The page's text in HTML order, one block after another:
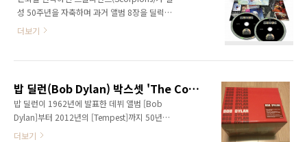
LP 미니어처는 밥 딜런 모노 박스셋이나 스미스
박스셋 부럽지 않은 퀄리티를 자랑합니다. 우선
[Space Oddity] 앨범을 들었는데, 음질도 아주
감상용! CD로는 처음 듣게 될 [Aladdin Sane]
Rise And Fall ..
성 50주년을 자축하며 과거 앨범 8장을 딜럭스
에디션으로 재발매합니다. 새로운 패키지와 리
저는 특히 [Tokyo Tapes], [Lovedrive], [Love
at First Sting]이 탐나는군요. Blackout Bonus
Tracks Running For The Plane (Unreleased
Outtake) Searching For The Rainbow
(Unreleased Outtake) All My Love
더보기
밥 딜런(Bob Dylan) 박스셋 'The Complete Album Collection' 개봉기
밥 딜런이 1962년에 발표한 데뷔 앨범 [Bob
Dylan]부터 2012년의 [Tempest]까지 50년간
발표한 정규 앨범과 라이브 앨범, 거기에 이상한
더보기